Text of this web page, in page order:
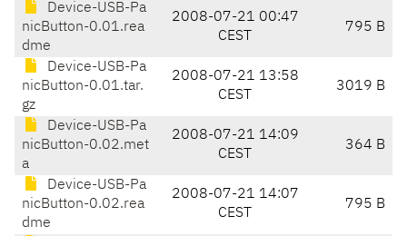
Device-USB-Pa
nicButton-0.01.rea
dme
2008-07-21 00:47
CEST
795 B
Device-USB-Pa
nicButton-0.01.tar.
gz
2008-07-21 13:58
CEST
3019 B
Device-USB-Pa
nicButton-0.02.met
a
2008-07-21 14:09
CEST
364 B
Device-USB-Pa
nicButton-0.02.rea
dme
2008-07-21 14:07
CEST
795 B